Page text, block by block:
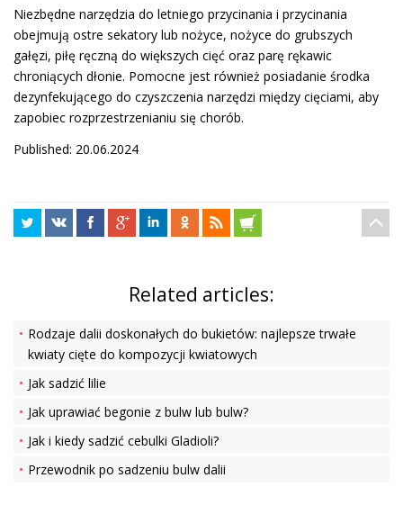
Niezbędne narzędzia do letniego przycinania i przycinania
obejmują ostre sekatory lub nożyce, nożyce do grubszych
gałęzi, piłę ręczną do większych cięć oraz parę rękawic
chroniących dłonie. Pomocne jest również posiadanie środka
dezynfekującego do czyszczenia narzędzi między cięciami, aby
zapobiec rozprzestrzenianiu się chorób.
Published: 20.06.2024
Related articles:
Rodzaje dalii doskonałych do bukietów: najlepsze trwałe
kwiaty cięte do kompozycji kwiatowych
Jak sadzić lilie
Jak uprawiać begonie z bulw lub bulw?
Jak i kiedy sadzić cebulki Gladioli?
Przewodnik po sadzeniu bulw dalii